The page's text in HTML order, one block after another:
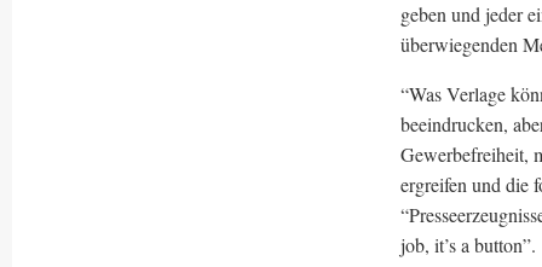
geben und jeder
überwiegenden
“Was Verlage
beeindrucken,
Gewerbefreiheit,
ergreifen und die
job, it’s a button”.